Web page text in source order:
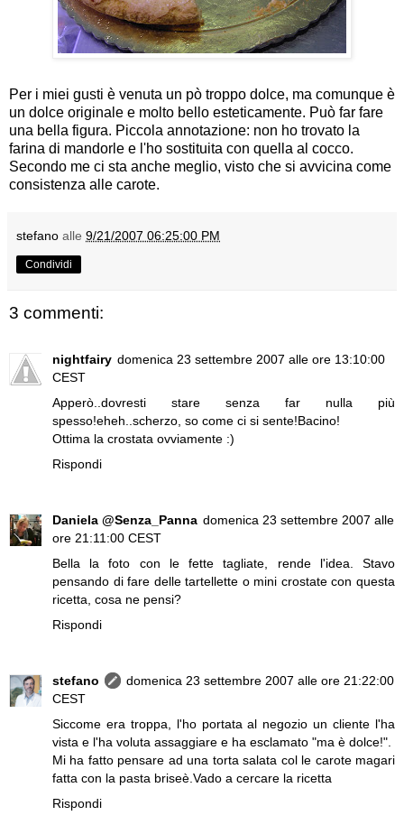
Per i miei gusti è venuta un pò troppo dolce, ma comunque è
un dolce originale e molto bello esteticamente. Può far fare
una bella figura. Piccola annotazione: non ho trovato la
farina di mandorle e l'ho sostituita con quella al cocco.
Secondo me ci sta anche meglio, visto che si avvicina come
consistenza alle carote.
stefano alle 9/21/2007 06:25:00 PM
Condividi
3 commenti:
nightfairy domenica 23 settembre 2007 alle ore 13:10:00
CEST
Apperò..dovresti stare senza far nulla più
spesso!eheh..scherzo, so come ci si sente!Bacino!
Ottima la crostata ovviamente :)
Rispondi
Daniela @Senza_Panna domenica 23 settembre 2007 alle
ore 21:11:00 CEST
Bella la foto con le fette tagliate, rende l'idea. Stavo
pensando di fare delle tartellette o mini crostate con questa
ricetta, cosa ne pensi?
Rispondi
stefano
domenica 23 settembre 2007 alle ore 21:22:00
CEST
Siccome era troppa, l'ho portata al negozio un cliente l'ha
vista e l'ha voluta assaggiare e ha esclamato "ma è dolce!".
Mi ha fatto pensare ad una torta salata col le carote magari
fatta con la pasta briseè.Vado a cercare la ricetta
Rispondi